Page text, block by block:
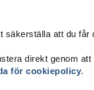
att du får
direkt genom att
för cookiepolicy.